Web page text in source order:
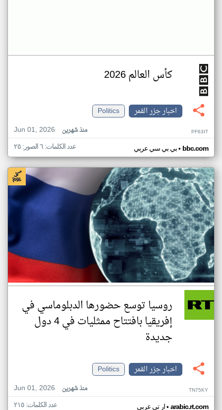
كأس العالم 2026
اخبار جزر القمر
Politics
Jun 01, 2026
منذ شهرين PF63IT
بي بي سي عربي• bbc.com عدد الكلمات: ٦ الصور: ٢٥
روسيا توسع حضورها الدبلوماسي في
إفريقيا بافتتاح ممثليات في 4 دول
جديدة
اخبار جزر القمر
Politics
Jun 01, 2026
منذ شهرين TN75KY
ار تي عربي• arabic.rt.com عدد الكلمات: ٢١٥